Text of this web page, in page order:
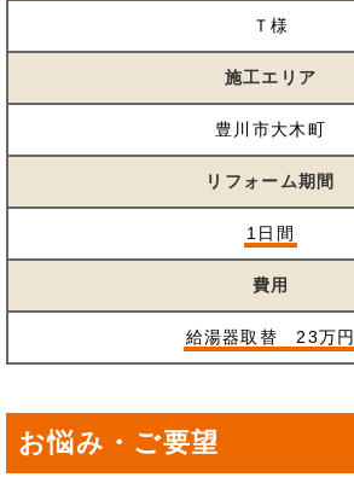
Ｔ様
施工エリア
豊川市大木町
リフォーム期間
1日間
費用
給湯器取替 23万円
お悩み・ご要望